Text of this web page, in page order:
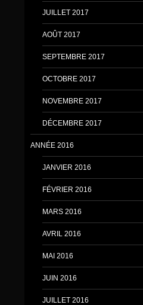
JUILLET 2017
AOÛT 2017
SEPTEMBRE 2017
OCTOBRE 2017
NOVEMBRE 2017
DÉCEMBRE 2017
ANNÉE 2016
JANVIER 2016
FÉVRIER 2016
MARS 2016
AVRIL 2016
MAI 2016
JUIN 2016
JUILLET 2016